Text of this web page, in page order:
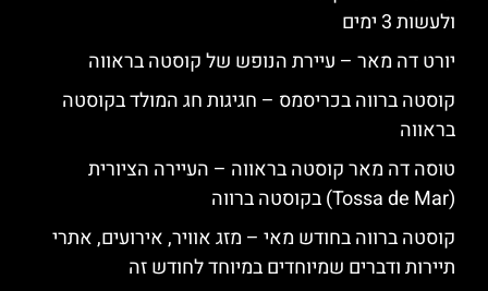
ולעשות 3 ימים
יורט דה מאר – עיירת הנופש של קוסטה בראווה
קוסטה ברווה בכריסמס – חגיגות חג המולד בקוסטה
בראווה
טוסה דה מאר קוסטה בראווה – העיירה הציורית
(Tossa de Mar) בקוסטה ברווה
קוסטה ברווה בחודש מאי – מזג אוויר, אירועים, אתרי
תיירות ודברים שמיוחדים במיוחד לחודש זה